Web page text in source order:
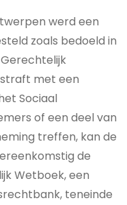
werd een
zoals bedoeld in
Gerechtelijk
met een
Sociaal
of een deel van
treffen, kan de
de
Wetboek, een
teneinde